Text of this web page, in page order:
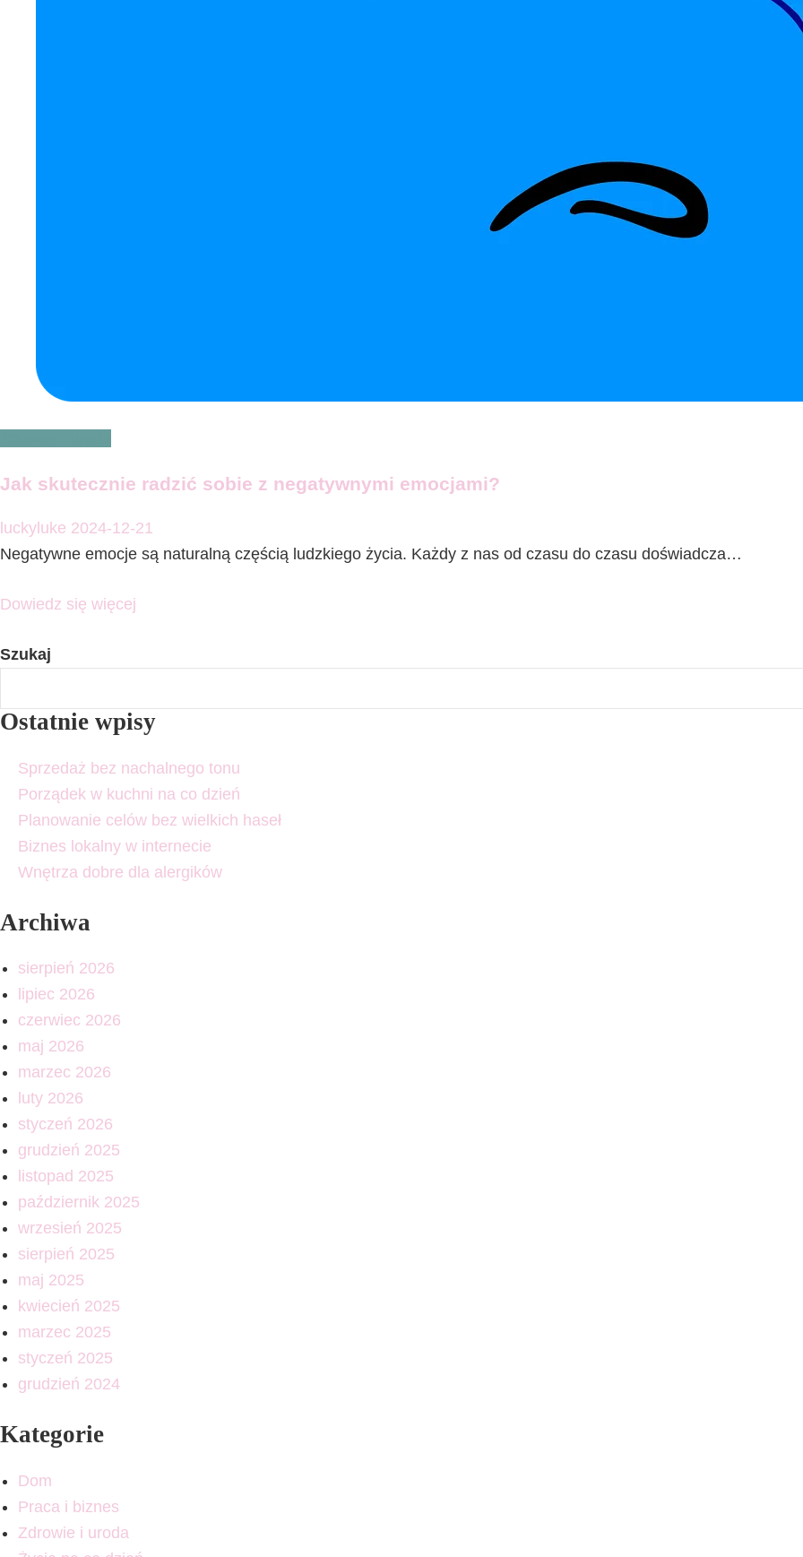
Jak skutecznie radzić sobie z negatywnymi emocjami?
luckyluke 2024-12-21
Negatywne emocje są naturalną częścią ludzkiego życia. Każdy z nas od czasu do czasu doświadcza…
Dowiedz się więcej
Szukaj
Ostatnie wpisy
Sprzedaż bez nachalnego tonu
Porządek w kuchni na co dzień
Planowanie celów bez wielkich haseł
Biznes lokalny w internecie
Wnętrza dobre dla alergików
Archiwa
sierpień 2026
lipiec 2026
czerwiec 2026
maj 2026
marzec 2026
luty 2026
styczeń 2026
grudzień 2025
listopad 2025
październik 2025
wrzesień 2025
sierpień 2025
maj 2025
kwiecień 2025
marzec 2025
styczeń 2025
grudzień 2024
Kategorie
Dom
Praca i biznes
Zdrowie i uroda